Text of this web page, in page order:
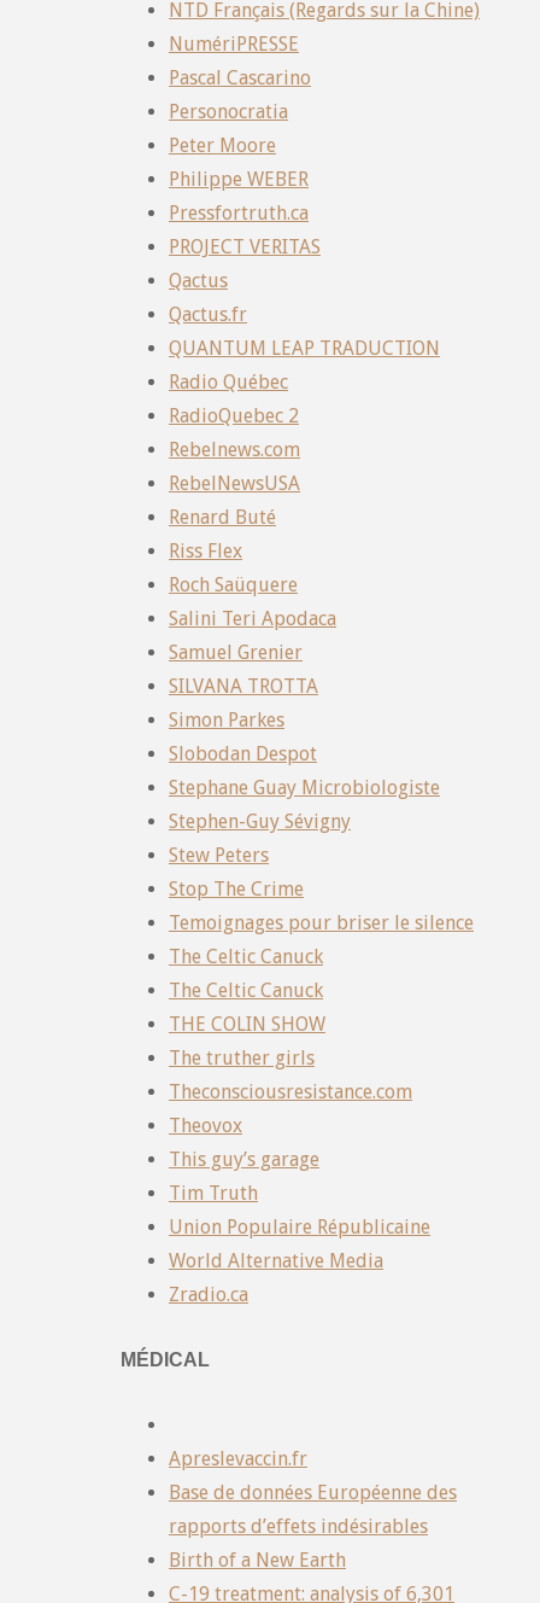
NTD Français (Regards sur la Chine)
NumériPRESSE
Pascal Cascarino
Personocratia
Peter Moore
Philippe WEBER
Pressfortruth.ca
PROJECT VERITAS
Qactus
Qactus.fr
QUANTUM LEAP TRADUCTION
Radio Québec
RadioQuebec 2
Rebelnews.com
RebelNewsUSA
Renard Buté
Riss Flex
Roch Saüquere
Salini Teri Apodaca
Samuel Grenier
SILVANA TROTTA
Simon Parkes
Slobodan Despot
Stephane Guay Microbiologiste
Stephen-Guy Sévigny
Stew Peters
Stop The Crime
Temoignages pour briser le silence
The Celtic Canuck
The Celtic Canuck
THE COLIN SHOW
The truther girls
Theconsciousresistance.com
Theovox
This guy’s garage
Tim Truth
Union Populaire Républicaine
World Alternative Media
Zradio.ca
MÉDICAL
Apreslevaccin.fr
Base de données Européenne des
rapports d’effets indésirables
Birth of a New Earth
C-19 treatment: analysis of 6,301